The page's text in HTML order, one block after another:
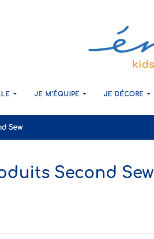
JE M'ÉQUIPE JE DÉCORE
Sew
Second Sew